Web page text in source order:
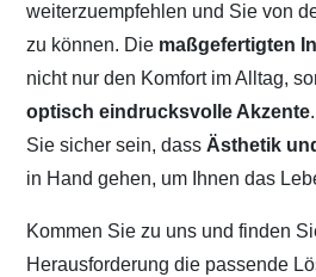
weiterzuempfehlen und Sie von
zu können. Die maßgefertigten
nicht nur den Komfort im Alltag,
optisch eindrucksvolle Akzente
Sie sicher sein, dass Ästhetik
in Hand gehen, um Ihnen das
Kommen Sie zu uns und finden
Herausforderung die passende